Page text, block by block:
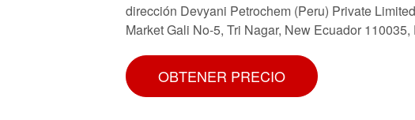
dirección Devyani Petrochem (Peru) Private
Market Gali No-5, Tri Nagar, New Ecuador
OBTENER PRECIO